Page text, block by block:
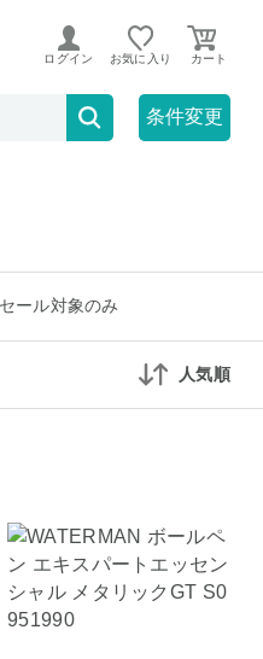
。
ログイン お気に入り
条件変更
セール対象のみ
人気順